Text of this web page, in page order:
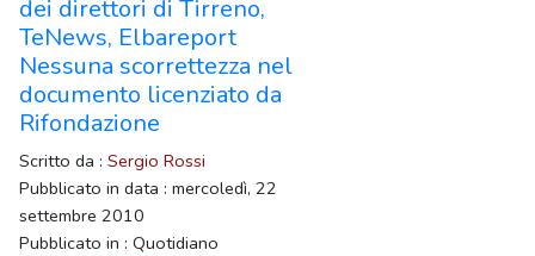
dei direttori di Tirreno,
TeNews, Elbareport
Nessuna scorrettezza nel
documento licenziato da
Rifondazione
Scritto da : Sergio Rossi
Pubblicato in data : mercoledì, 22
settembre 2010
Pubblicato in : Quotidiano